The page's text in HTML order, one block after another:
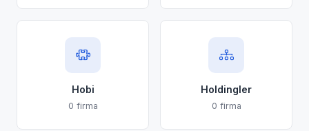
Hobi
0 firma
Holdingler
0 firma